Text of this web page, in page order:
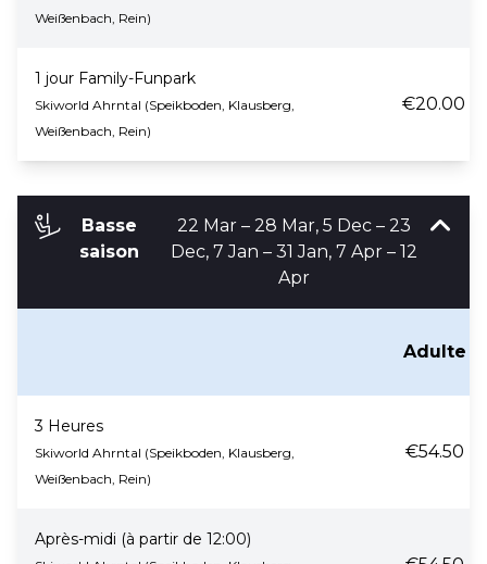
Weißenbach, Rein)
1 jour Family-Funpark
Skiworld Ahrntal (Speikboden, Klausberg,
Weißenbach, Rein)
€20.00
Basse
saison
22 Mar – 28 Mar, 5 Dec – 23
Dec, 7 Jan – 31 Jan, 7 Apr – 12
Apr
Adulte
3 Heures
Skiworld Ahrntal (Speikboden, Klausberg,
Weißenbach, Rein)
€54.50
Après-midi (à partir de 12:00)